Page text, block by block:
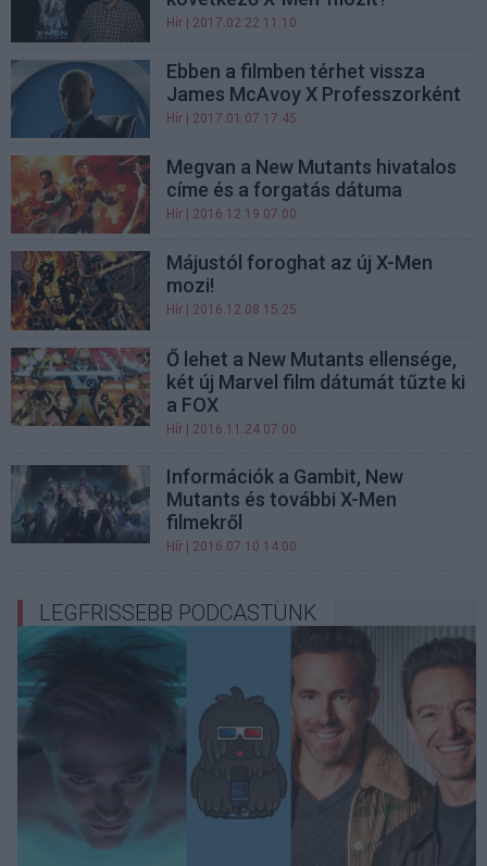
Hír | 2017.02.22 11:10
Ebben a filmben térhet vissza
James McAvoy X Professzorként
Hír | 2017.01.07 17:45
Megvan a New Mutants hivatalos
címe és a forgatás dátuma
Hír | 2016.12.19 07:00
Májustól foroghat az új X-Men
mozi!
Hír | 2016.12.08 15:25
Ő lehet a New Mutants ellensége,
két új Marvel film dátumát tűzte ki
a FOX
Hír | 2016.11.24 07:00
Információk a Gambit, New
Mutants és további X-Men
filmekről
Hír | 2016.07.10 14:00
LEGFRISSEBB PODCASTÜNK